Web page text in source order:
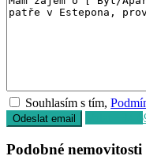
Souhlasím s tím,
+34
Podobné nemovitosti